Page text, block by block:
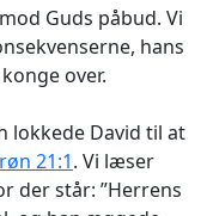
Guds påbud. Vi
hans
over.
lokkede David til at
21:1. Vi læser
der står: ”Herrens